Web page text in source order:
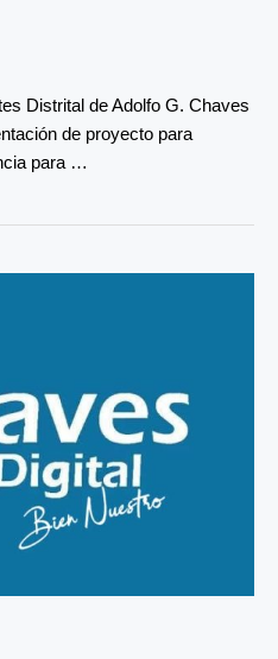
Distrital de Adolfo G. Chaves
de proyecto para
para …